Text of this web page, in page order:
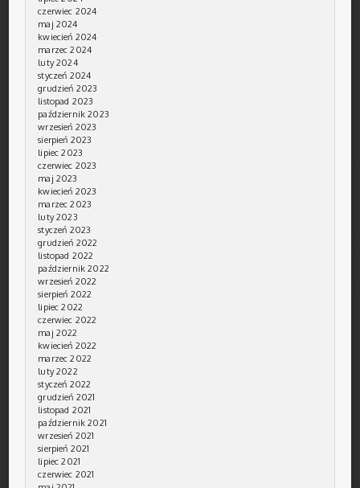
czerwiec 2024
maj 2024
kwiecień 2024
marzec 2024
luty 2024
styczeń 2024
grudzień 2023
listopad 2023
październik 2023
wrzesień 2023
sierpień 2023
lipiec 2023
czerwiec 2023
maj 2023
kwiecień 2023
marzec 2023
luty 2023
styczeń 2023
grudzień 2022
listopad 2022
październik 2022
wrzesień 2022
sierpień 2022
lipiec 2022
czerwiec 2022
maj 2022
kwiecień 2022
marzec 2022
luty 2022
styczeń 2022
grudzień 2021
listopad 2021
październik 2021
wrzesień 2021
sierpień 2021
lipiec 2021
czerwiec 2021